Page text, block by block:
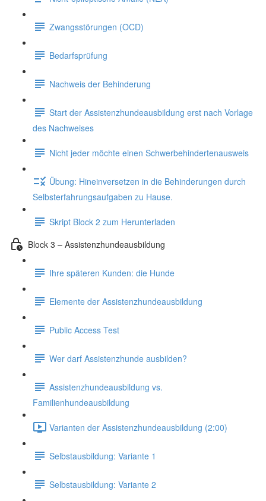
Zwangsstörungen (OCD)
Bedarfsprüfung
Nachweis der Behinderung
Start der Assistenzhundeausbildung erst nach Vorlage
des Nachweises
Nicht jeder möchte einen Schwerbehindertenausweis
Übung: Hineinversetzen in die Behinderungen durch
Selbsterfahrungsaufgaben zu Hause.
Skript Block 2 zum Herunterladen
Block 3 – Assistenzhundeausbildung
Ihre späteren Kunden: die Hunde
Elemente der Assistenzhundeausbildung
Public Access Test
Wer darf Assistenzhunde ausbilden?
Assistenzhundeausbildung vs.
Familienhundeausbildung
Varianten der Assistenzhundeausbildung (2:00)
Selbstausbildung: Variante 1
Selbstausbildung: Variante 2